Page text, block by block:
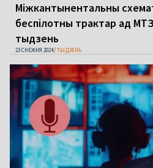
Міжкантынентальны
беспілотны трактар ад
тыдзень
23 СНЕЖНЯ 2024 ТЫДЗЕНЬ